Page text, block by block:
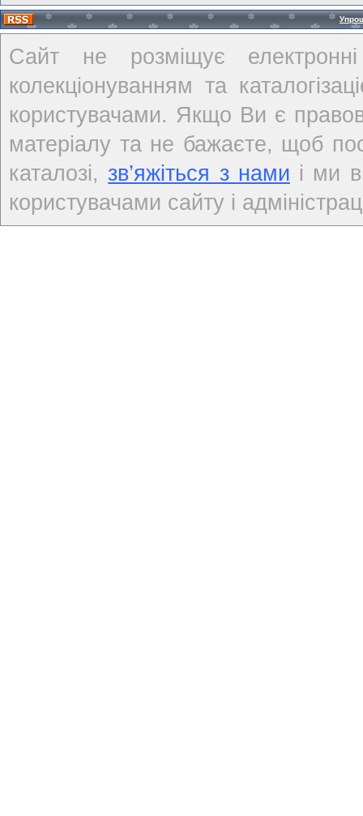
Сайт не розміщує
колекціонуванням та
користувачами. Якщо Ви є
матеріалу та не бажаєте, щоб
каталозі,зв’яжіться з нами і ми
користувачами сайту і